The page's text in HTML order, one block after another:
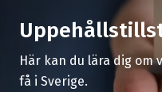
Här kan du lära dig
få i Sverige.